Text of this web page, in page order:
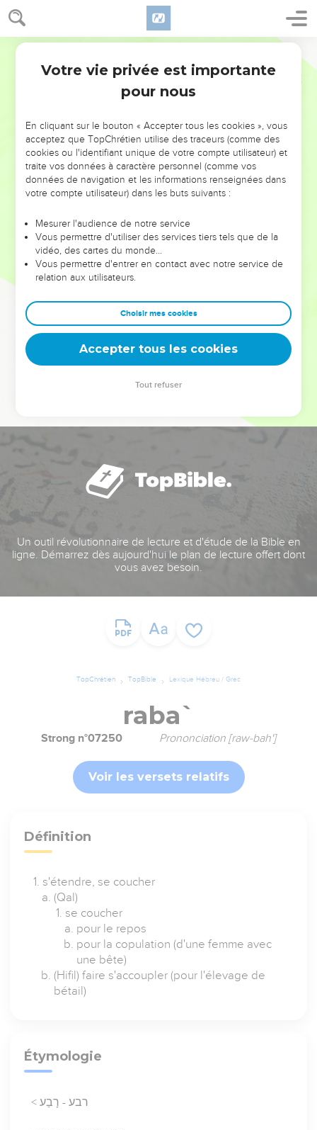
NE MANQUEZ PAS L’ÉVÉNEMENT
DE L’ANNÉE !
ET SI LEURS ERREURS POUVAIENT VOUS ÉVITER LES
VOTRES ?
leur foi ou leur vision. Mais on voit moins les doutes, les erreurs
et les saisons difficiles qu'ils ont traversés, alors même que ce
sont elles qui les ont façonnés.
Dans cette conférence, leaders, entrepreneurs, et responsables
clés pour avancer avec plus de sagesse afin que leurs erreurs
deviennent vos tremplins. Que vous guidiez un ministère, une
équipe, un groupe ou une famille, leur expérience est faite
Un outil révolutionnaire de lecture et d'étude de la Bible en
ligne. Démarrez dès aujourd'hui le plan de lecture offert dont
vous avez besoin.
TopChrétien TopBible Lexique Hébreu / Grec
raba`
Strong n°07250 Prononciation [raw-bah']
Voir les versets relatifs
Définition
s'étendre, se coucher
(Qal)
se coucher
pour le repos
pour la copulation (d'une femme avec
une bête)
(Hifil) faire s'accoupler (pour l'élevage de
bétail)
Étymologie
< רבע - רָבַע
Votre vie privée est importante
pour nous
En cliquant sur le bouton « Accepter tous les cookies », vous
acceptez que TopChrétien utilise des traceurs (comme des
cookies ou l'identifiant unique de votre compte utilisateur) et
traite vos données à caractère personnel (comme vos
données de navigation et les informations renseignées dans
votre compte utilisateur) dans les buts suivants :
Mesurer l'audience de notre service
Vous permettre d'utiliser des services tiers tels que de la
vidéo, des cartes du monde…
Vous permettre d'entrer en contact avec notre service de
relation aux utilisateurs.
Choisir mes cookies
Accepter tous les cookies
Tout refuser